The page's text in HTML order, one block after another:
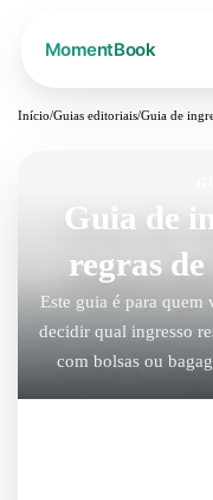
Início/Guias editoriais/Guia de
Guia de
regras
Este guia é para quem
decidir qual ingresso
com bolsas ou